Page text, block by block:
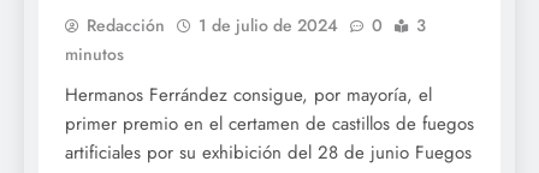
Redacción 1 de julio de 2024 0
3
minutos
Hermanos Ferrández consigue, por mayoría, el
primer premio en el certamen de castillos de fuegos
artificiales por su exhibición del 28 de junio Fuegos